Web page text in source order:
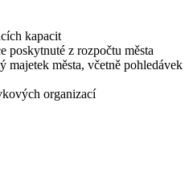
kapacit
poskytnuté z rozpočtu města
majetek města, včetně pohledávek
organizací